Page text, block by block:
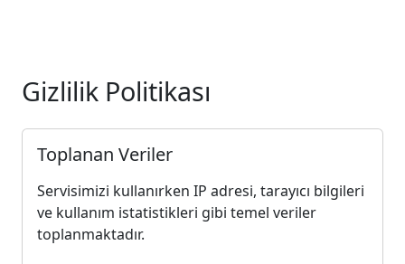
Gizlilik Politikası
Toplanan Veriler
Servisimizi kullanırken IP adresi, tarayıcı bilgileri
ve kullanım istatistikleri gibi temel veriler
toplanmaktadır.